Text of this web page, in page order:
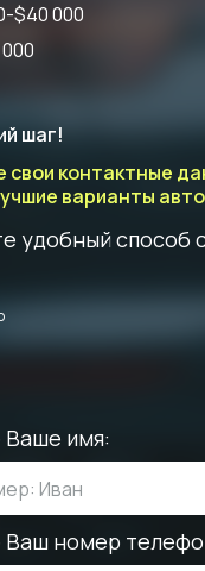
шаг!
свои контактные
варианты
удобный способ
Ваше имя:
Ваш номер
$40 000